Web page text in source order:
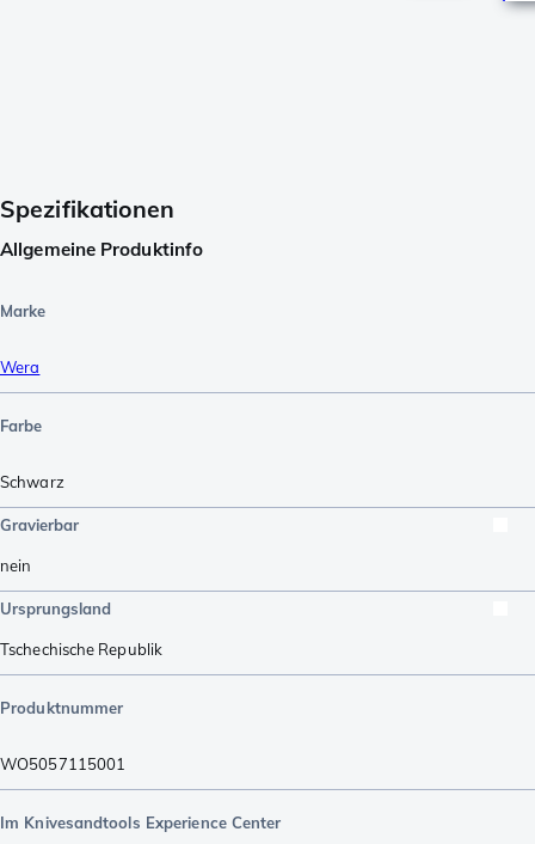
Spezifikationen
Allgemeine Produktinfo
Marke
Wera
Farbe
Schwarz
Gravierbar
nein
Ursprungsland
Tschechische Republik
Produktnummer
WO5057115001
Im Knivesandtools Experience Center